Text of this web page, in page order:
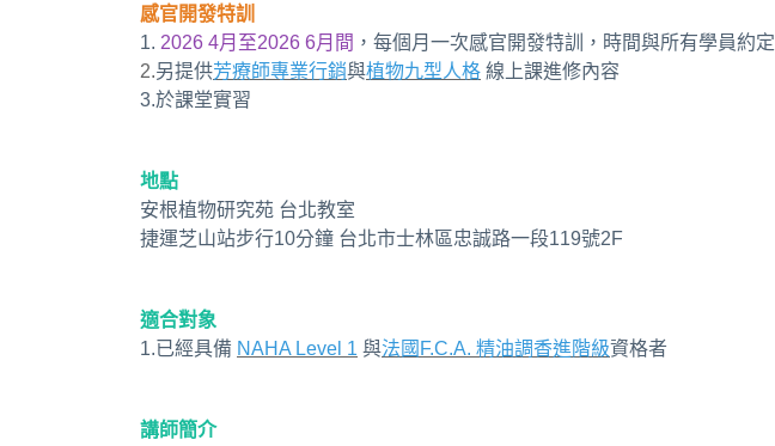
感官開發特訓
1. 2026 4月至2026 6月間 ，每個月一次感官開發特訓，時間與所有學員約定
2.另提供芳療師專業行銷與植物九型人格 線上課進修內容
3.於課堂實習
地點
安根植物研究苑 台北教室
捷運芝山站步行10分鐘 台北市士林區忠誠路一段119號2F
適合對象
1.已經具備 NAHA Level 1 與法國F.C.A. 精油調香進階級資格者
講師簡介